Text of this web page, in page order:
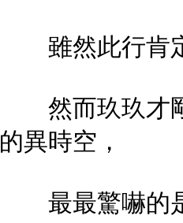
雖然此行肯定
然而玖玖才剛
的異時空，
最最驚嚇的是